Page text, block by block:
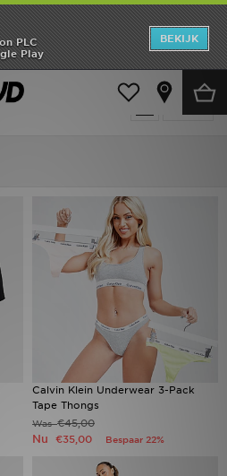
PLC
Play
BEKIJK
Calvin Klein Underwear 3-Pack
Tape Thongs
Was€45,00
Nu €35,00 Bespaar 22%